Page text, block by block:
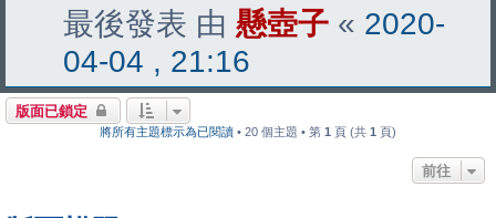
最後發表 由 懸壺子 « 2020-
04-04 , 21:16
版面已鎖定
將所有主題標示為已閱讀 • 20 個主題 • 第 1 頁 (共 1 頁)
前往